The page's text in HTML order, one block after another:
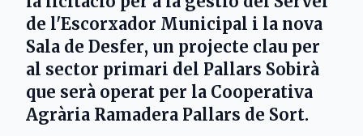
de l'Escorxador Municipal i la nova
Sala de Desfer, un projecte clau per
al sector primari del Pallars Sobirà
que serà operat per la Cooperativa
Agrària Ramadera Pallars de Sort.